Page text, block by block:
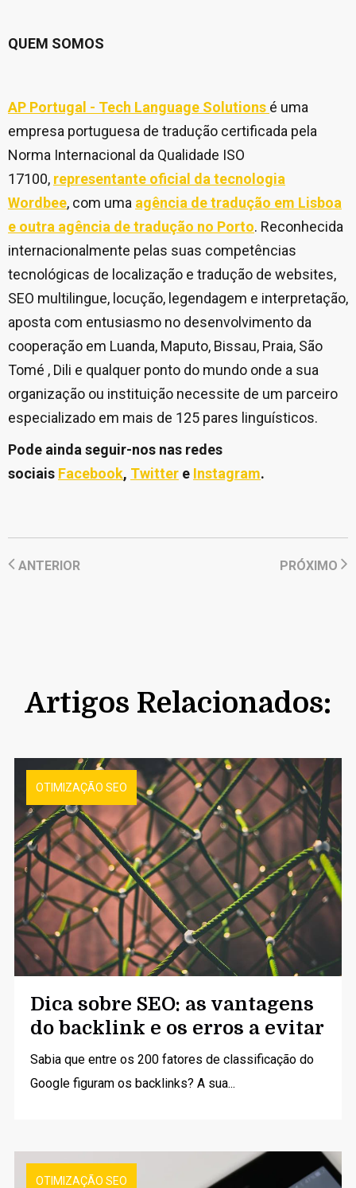
QUEM SOMOS
AP Portugal - Tech Language Solutions é uma
empresa portuguesa de tradução certificada pela
Norma Internacional da Qualidade ISO
17100, representante oficial da tecnologia
Wordbee, com uma agência de tradução em Lisboa
e outra agência de tradução no Porto. Reconhecida
internacionalmente pelas suas competências
tecnológicas de localização e tradução de websites,
SEO multilingue, locução, legendagem e interpretação,
aposta com entusiasmo no desenvolvimento da
cooperação em Luanda, Maputo, Bissau, Praia, São
Tomé , Dili e qualquer ponto do mundo onde a sua
organização ou instituição necessite de um parceiro
especializado em mais de 125 pares linguísticos.
Pode ainda seguir-nos nas redes
sociais Facebook, Twitter e Instagram.
ANTERIOR PRÓXIMO
Artigos Relacionados:
OTIMIZAÇÃO SEO
Dica sobre SEO: as vantagens
do backlink e os erros a evitar
Sabia que entre os 200 fatores de classificação do
Google figuram os backlinks? A sua...
OTIMIZAÇÃO SEO